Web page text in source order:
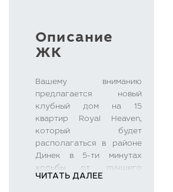
Описание
ЖК
Вашему вниманию
предлагается новый
клубный дом на 15
квартир Royal Heaven,
который будет
располагаться в районе
Динек в 5-ти минутах
ходьбы от лучшего
пляжа Аланьи -
ЧИТАТЬ ДАЛЕЕ